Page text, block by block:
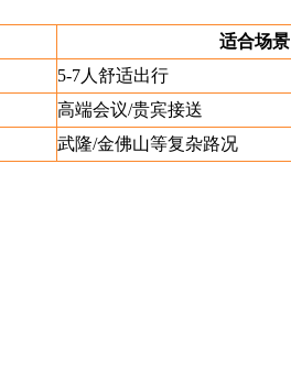
适合场景
5-7人舒适出行
高端会议/贵宾接送
武隆/金佛山等复杂路况